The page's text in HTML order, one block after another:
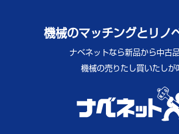
機械のマッチングとリノ
ナベネットなら新品から中古品
機械の売りたし買いたしが